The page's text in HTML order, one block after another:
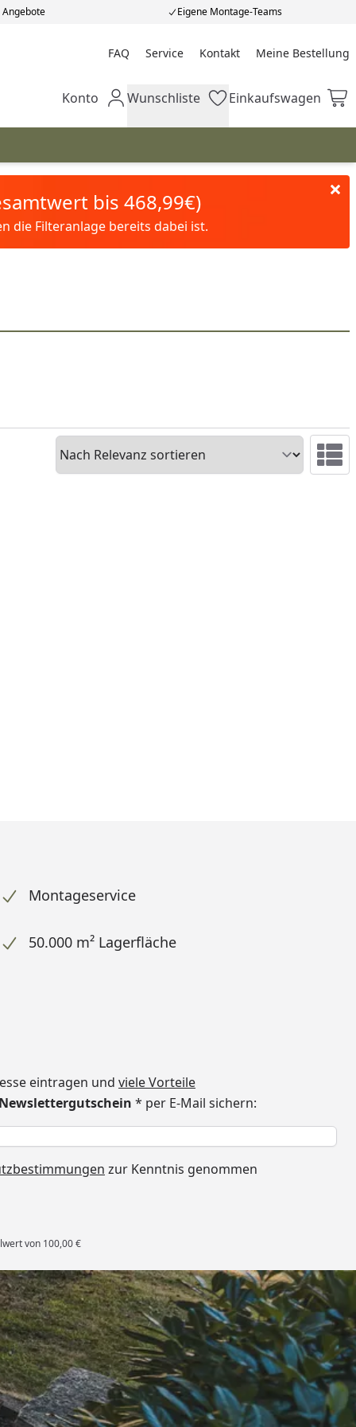
Eigene Montage-Teams
FAQ Service Kontakt Meine Bestellung
Meine Bestellung
Mein Konto
Konto Wunschliste
Wunschliste Einkaufswagen
Einkaufswagen
bis 468,99€)
die Filteranlage bereits dabei ist.
Sortieren
Montageservice
50.000 m² Lagerfläche
eintragen und viele Vorteile
* per E-Mail sichern:
zur Kenntnis genommen
von 100,00 €